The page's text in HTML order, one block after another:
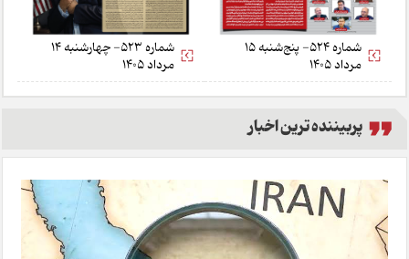
شماره 524- پنج‌شنبه 15
مرداد 1405
شماره 523- چهارشنبه 14
مرداد 1405
پربیننده ترین اخبار